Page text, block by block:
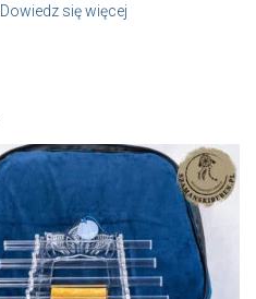
Dowiedz się więcej